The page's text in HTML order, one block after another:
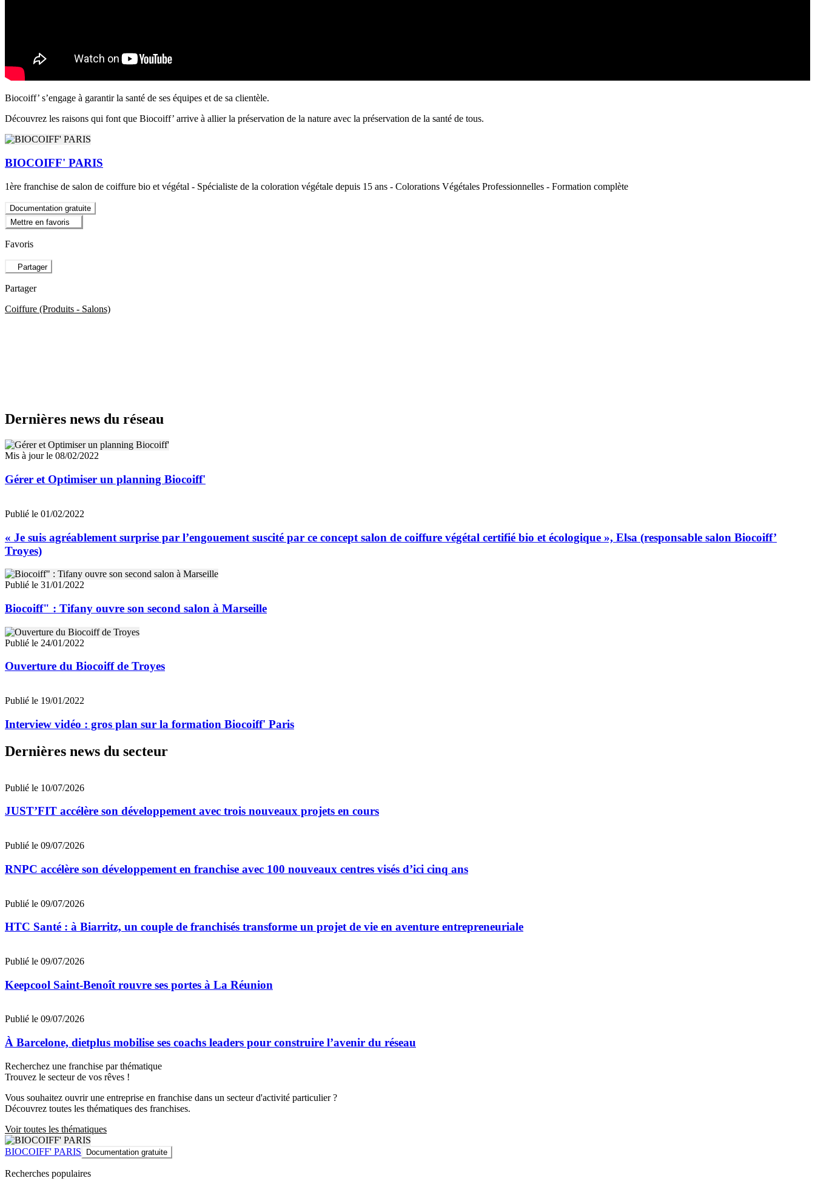
Biocoiff’ s’engage à garantir la santé de ses équipes et de sa clientèle.
Découvrez les raisons qui font que Biocoiff’ arrive à allier la préservation de la nature avec la préservation de la santé de tous.
BIOCOIFF' PARIS
1ère franchise de salon de coiffure bio et végétal - Spécialiste de la coloration végétale depuis 15 ans - Colorations Végétales Professionnelles - Formation complète
Documentation gratuite
Mettre en favoris
Favoris
Partager
Partager
Coiffure (Produits - Salons)
Dernières news du réseau
Mis à jour le 08/02/2022
Gérer et Optimiser un planning Biocoiff'
Publié le 01/02/2022
« Je suis agréablement surprise par l’engouement suscité par ce concept salon de coiffure végétal certifié bio et écologique », Elsa (responsable salon Biocoiff’
Troyes)
Publié le 31/01/2022
Biocoiff" : Tifany ouvre son second salon à Marseille
Publié le 24/01/2022
Ouverture du Biocoiff de Troyes
Publié le 19/01/2022
Interview vidéo : gros plan sur la formation Biocoiff' Paris
Dernières news du secteur
Publié le 10/07/2026
JUST’FIT accélère son développement avec trois nouveaux projets en cours
Publié le 09/07/2026
RNPC accélère son développement en franchise avec 100 nouveaux centres visés d’ici cinq ans
Publié le 09/07/2026
HTC Santé : à Biarritz, un couple de franchisés transforme un projet de vie en aventure entrepreneuriale
Publié le 09/07/2026
Keepcool Saint-Benoît rouvre ses portes à La Réunion
Publié le 09/07/2026
À Barcelone, dietplus mobilise ses coachs leaders pour construire l’avenir du réseau
Recherchez une franchise par thématique
Trouvez le secteur de vos rêves !
Vous souhaitez ouvrir une entreprise en franchise dans un secteur d'activité particulier ?
Découvrez toutes les thématiques des franchises.
Voir toutes les thématiques
BIOCOIFF' PARIS Documentation gratuite
Recherches populaires